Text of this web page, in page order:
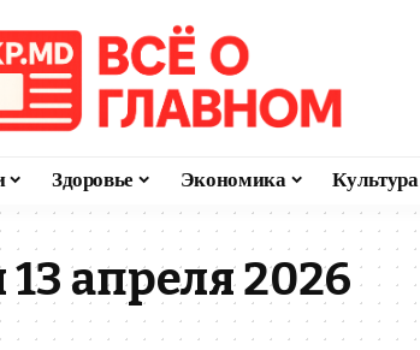
Здоровье Экономика Культура
апреля 2026